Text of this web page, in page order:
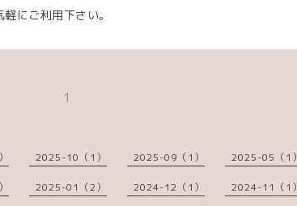
にご利用下さい。
1
2025-10（1） 2025-09（1） 2025-05（1）
2025-01（2） 2024-12（1） 2024-11（1）